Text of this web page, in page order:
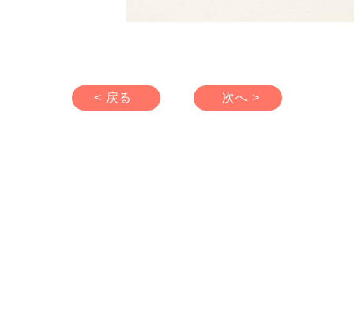
< 戻る 次へ >